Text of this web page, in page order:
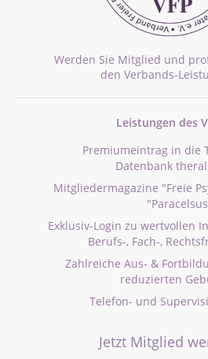
Werden Sie Mitglied und
den Verbands-
Leistungen des
Premiumeintrag in die
Datenbank
Mitgliedermagazine "Freie
Exklusiv-Login zu wertvollen
Berufs-, Fach-,
Zahlreiche Aus- &
reduzierten
Telefon- und
Jetzt Mitglied